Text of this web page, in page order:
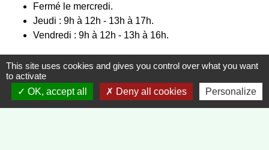
Fermé le mercredi.
Jeudi : 9h à 12h - 13h à 17h.
Vendredi : 9h à 12h - 13h à 16h.
Liens
This site uses cookies and gives you control over what you want
to activate
OK, accept all
Deny all cookies Personalize